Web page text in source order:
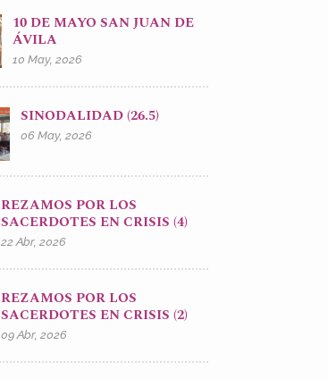
10 DE MAYO SAN JUAN DE
ÁVILA
10 May, 2026
SINODALIDAD (26.5)
06 May, 2026
REZAMOS POR LOS
SACERDOTES EN CRISIS (4)
22 Abr, 2026
REZAMOS POR LOS
SACERDOTES EN CRISIS (2)
09 Abr, 2026